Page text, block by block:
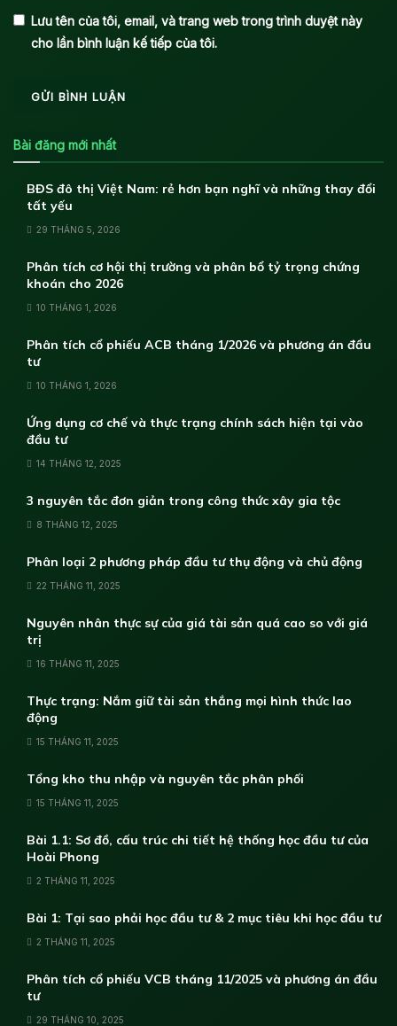
Lưu tên của tôi, email, và trang web trong trình duyệt này
cho lần bình luận kế tiếp của tôi.
Bài đăng mới nhất
BĐS đô thị Việt Nam: rẻ hơn bạn nghĩ và những thay đổi
tất yếu
29 THÁNG 5, 2026
Phân tích cơ hội thị trường và phân bổ tỷ trọng chứng
khoán cho 2026
10 THÁNG 1, 2026
Phân tích cổ phiếu ACB tháng 1/2026 và phương án đầu
tư
10 THÁNG 1, 2026
Ứng dụng cơ chế và thực trạng chính sách hiện tại vào
đầu tư
14 THÁNG 12, 2025
3 nguyên tắc đơn giản trong công thức xây gia tộc
8 THÁNG 12, 2025
Phân loại 2 phương pháp đầu tư thụ động và chủ động
22 THÁNG 11, 2025
Nguyên nhân thực sự của giá tài sản quá cao so với giá
trị
16 THÁNG 11, 2025
Thực trạng: Nắm giữ tài sản thắng mọi hình thức lao
động
15 THÁNG 11, 2025
Tổng kho thu nhập và nguyên tắc phân phối
15 THÁNG 11, 2025
Bài 1.1: Sơ đồ, cấu trúc chi tiết hệ thống học đầu tư của
Hoài Phong
2 THÁNG 11, 2025
Bài 1: Tại sao phải học đầu tư & 2 mục tiêu khi học đầu tư
2 THÁNG 11, 2025
Phân tích cổ phiếu VCB tháng 11/2025 và phương án đầu
tư
29 THÁNG 10, 2025